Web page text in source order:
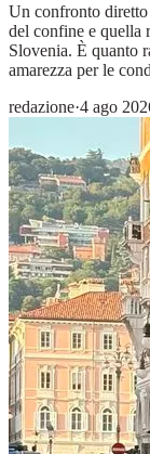
Un confronto diretto
del confine e quella
Slovenia. È quanto
amarezza per le
redazione·4 ago